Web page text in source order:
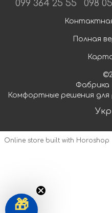
099 364 25 55 098
Полная
Комфортные решения
Укр
Online store built with Horoshop
🎁